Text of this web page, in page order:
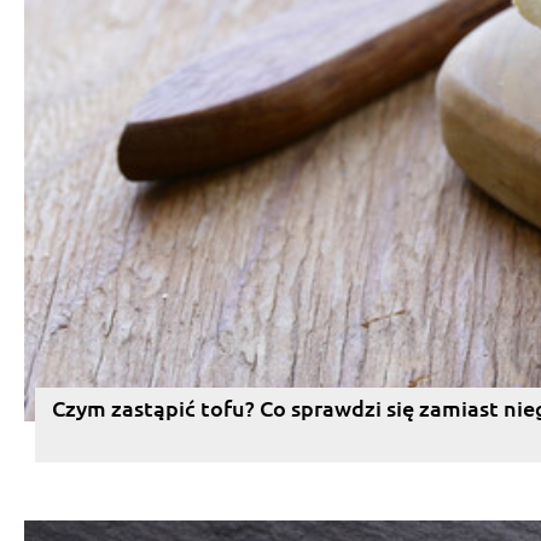
Czym zastąpić tofu? Co sprawdzi się zamiast